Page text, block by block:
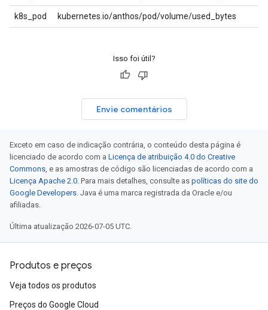
k8s_pod kubernetes.io/anthos/pod/volume/used_bytes
Isso foi útil?
Envie comentários
Exceto em caso de indicação contrária, o conteúdo desta página é
licenciado de acordo com a Licença de atribuição 4.0 do Creative
Commons, e as amostras de código são licenciadas de acordo com a
Licença Apache 2.0. Para mais detalhes, consulte as políticas do site do
Google Developers. Java é uma marca registrada da Oracle e/ou
afiliadas.
Última atualização 2026-07-05 UTC.
Produtos e preços
Veja todos os produtos
Preços do Google Cloud